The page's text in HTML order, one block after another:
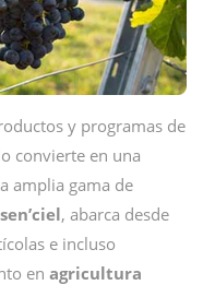
y programas de
convierte en una
amplia gama de
, abarca desde
e incluso
en agricultura